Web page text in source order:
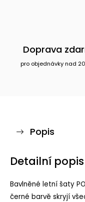
Doprava
pro objednávky nad
Popis
Detailní
Bavlněné letní šaty
černé barvě skryjí